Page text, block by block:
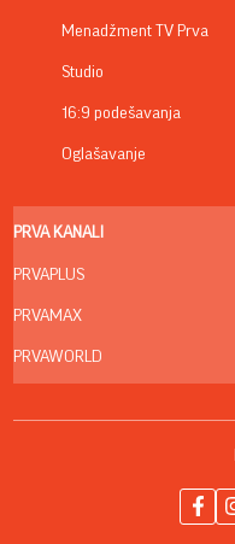
Menadžment TV Prva
Studio
16:9 podešavanja
Oglašavanje
PRVA KANALI
PRVAPLUS
PRVAMAX
PRVAWORLD